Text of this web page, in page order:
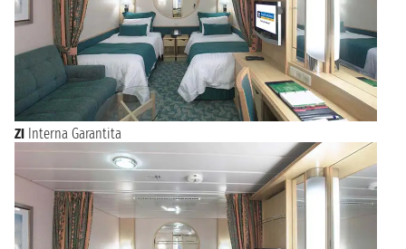
ZI Interna Garantita